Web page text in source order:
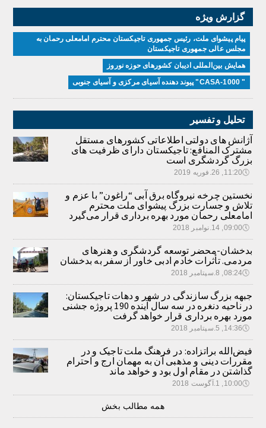
گزارش ویژه
پیام پیشوای ملت، رئیس جمهوری تاجیکستان محترم امامعلی رحمان به
مجلس عالی جمهوری تاجیکستان
همایش بین‌المللی ادیبان کشور‌های حوزه نوروز
" CASA-1000" پیوند دهنده آسیای مرکزی و آسیای جنوبی
تحلیل و تفسیر
آژانش های دولتی اطلاعاتی کشورهای مستقل
مشترک المنافع: تاجیکستان دارای ظرفیت های
بزرگ گردشگری است
🕔11:20, 26.فوریه 2019
نخستین چرخه نیروگاه برق آبی “راغون” با عزم و
تلاش و جسارت بزرگ پیشوای ملت محترم
امامعلی رحمان مورد بهره برداری قرار می‌گیرد
🕔09:00, 14.نوامبر 2018
بدخشان-محضر توسعه گردشگری و هنرهای
مردمی. تأثرات خادم ادبی خاور از سفر به بدخشان
🕔08:24, 8.سپتامبر 2018
جبهه بزرگ سازندگی در شهر و دهات تاجیکستان:
در ناحیه دنغره در سه سال آینده 190 پروژه جشنی
مورد بهره برداری قرار خواهد گرفت
🕔14:36, 5.سپتامبر 2018
فیض‌الله براتزاده: در فرهنگ ملت تاجیک و در
مقررات دینی و مذهبی آن به مهمان ارج و احترام
گذاشتن در مقام اول بود و خواهد ماند
🕔10:00, 1.آگوست 2018
همه مطالب بخش